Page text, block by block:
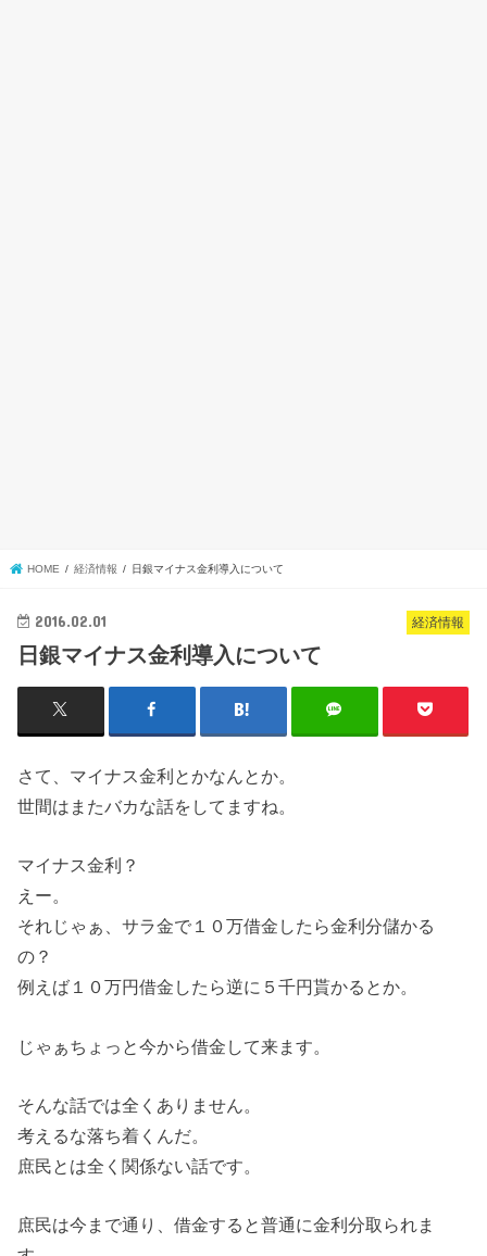
HOME 経済情報 日銀マイナス金利導入について
経済情報
2016.02.01
日銀マイナス金利導入について
さて、マイナス金利とかなんとか。
世間はまたバカな話をしてますね。
マイナス金利？
えー。
それじゃぁ、サラ金で１０万借金したら金利分儲かる
の？
例えば１０万円借金したら逆に５千円貰かるとか。
じゃぁちょっと今から借金して来ます。
そんな話では全くありません。
考えるな落ち着くんだ。
庶民とは全く関係ない話です。
庶民は今まで通り、借金すると普通に金利分取られま